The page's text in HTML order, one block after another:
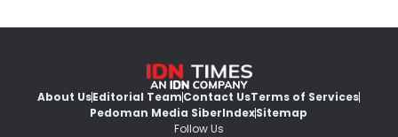
About UsEditorial TeamContact UsTerms of Services
Pedoman Media SiberIndexSitemap
Follow Us